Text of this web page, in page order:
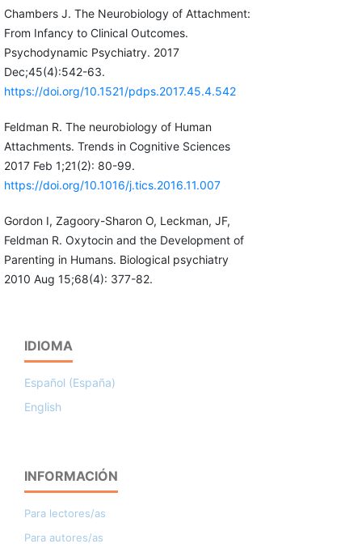
Chambers J. The Neurobiology of Attachment:
From Infancy to Clinical Outcomes.
Psychodynamic Psychiatry. 2017
Dec;45(4):542-63.
https://doi.org/10.1521/pdps.2017.45.4.542
Feldman R. The neurobiology of Human
Attachments. Trends in Cognitive Sciences
2017 Feb 1;21(2): 80-99.
https://doi.org/10.1016/j.tics.2016.11.007
Gordon I, Zagoory-Sharon O, Leckman, JF,
Feldman R. Oxytocin and the Development of
Parenting in Humans. Biological psychiatry
2010 Aug 15;68(4): 377-82.
IDIOMA
Español (España)
English
INFORMACIÓN
Para lectores/as
Para autores/as